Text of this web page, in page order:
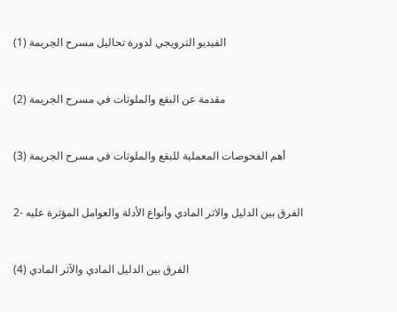
(1) الفيديو الترويجي لدورة تحاليل مسرح الجريمة
(2) مقدمة عن البقع والملوثات في مسرح الجريمة
(3) أهم الفحوصات المعملية للبقع والملوثات في مسرح الجريمة
2- الفرق بين الدليل والاثر المادي وأنواع الأدلة والعوامل المؤثرة عليه
(4) الفرق بين الدليل المادي والآثر المادي